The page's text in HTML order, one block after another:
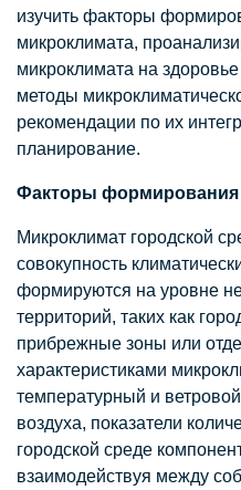
изучить факторы
микроклимата,
микроклимата на
методы
рекомендации по их
планирование.
Факторы формирования
Микроклимат городской
совокупность
формируются на уровне
территорий, таких как
прибрежные зоны или
характеристиками
температурный и
воздуха, показатели
городской среде
взаимодействуя между